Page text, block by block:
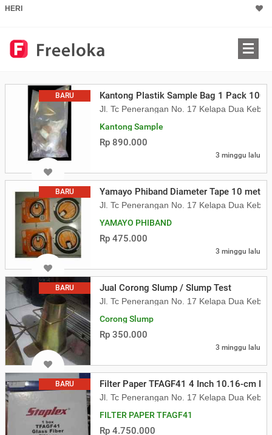
HERI
BARU Kantong Plastik Sample Bag 1 Pack 100
Jl. Tc Penerangan No. 17 Kelapa Dua
Kantong Sample
Rp 890.000
3 minggu lalu
BARU Yamayo Phiband Diameter Tape 10 meter
Jl. Tc Penerangan No. 17 Kelapa Dua
YAMAYO PHIBAND
Rp 475.000
3 minggu lalu
BARU Jual Corong Slump / Slump Test
Jl. Tc Penerangan No. 17 Kelapa Dua
Corong Slump
Rp 350.000
3 minggu lalu
BARU Filter Paper TFAGF41 4 Inch 10.16-cm Isi
Jl. Tc Penerangan No. 17 Kelapa Dua
FILTER PAPER TFAGF41
Rp 4.750.000